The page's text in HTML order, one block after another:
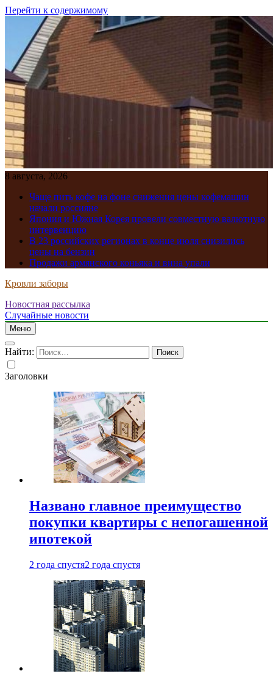
Перейти к содержимому
8 августа, 2026
Чаще пить кофе на фоне снижения цены кофемашин
начали россияне
Япония и Южная Корея провели совместную валютную
интервенцию
В 23 российских регионах в конце июля снизились
цены на бензин
Продажи армянского коньяка и вина упали
Кровли заборы
Новостная рассылка
Случайные новости
Меню
Найти:
Заголовки
Названо главное преимущество
покупки квартиры с непогашенной
ипотекой
2 года спустя2 года спустя